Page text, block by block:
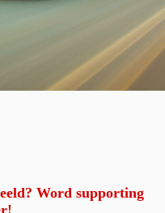
Word supporting